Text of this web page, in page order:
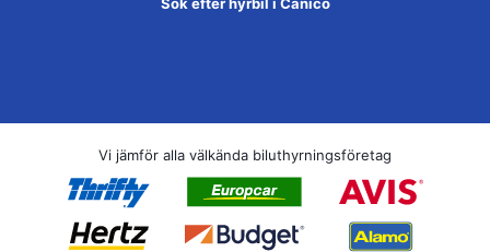
Vi jämför alla välkända biluthyrningsföretag